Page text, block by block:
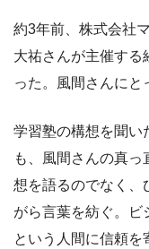
約3年前、株式会社
大祐さんが主催する
った。風間さんにと
学習塾の構想を聞い
も、風間さんの真
想を語るのでなく、
がら言葉を紡ぐ。ビ
という人間に信頼を